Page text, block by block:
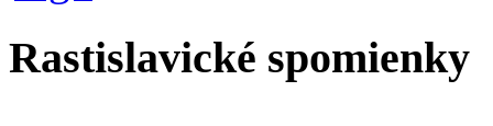
Rastislavické spomienky